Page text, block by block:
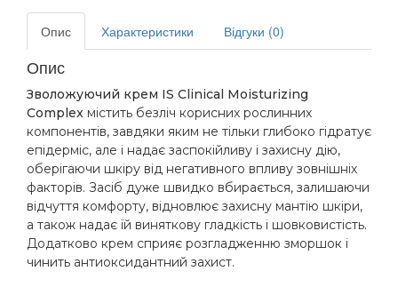
Опис Характеристики Відгуки (0)
Опис
Зволожуючий крем IS Clinical Moisturizing
Complex містить безліч корисних рослинних
компонентів, завдяки яким не тільки глибоко гідратує
епідерміс, але і надає заспокійливу і захисну дію,
оберігаючи шкіру від негативного впливу зовнішніх
факторів. Засіб дуже швидко вбирається, залишаючи
відчуття комфорту, відновлює захисну мантію шкіри,
а також надає їй виняткову гладкість і шовковистість.
Додатково крем сприяє розгладженню зморшок і
чинить антиоксидантний захист.